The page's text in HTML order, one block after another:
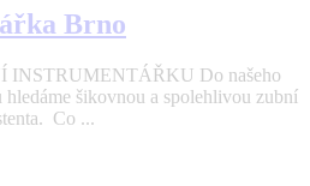
Brno
Do našeho
hledáme šikovnou a spolehlivou zubní
Co ...